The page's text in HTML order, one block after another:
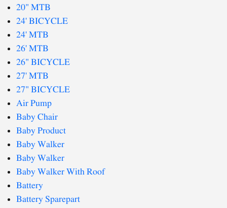
20" MTB
24' BICYCLE
24' MTB
26' MTB
26" BICYCLE
27' MTB
27" BICYCLE
Air Pump
Baby Chair
Baby Product
Baby Walker
Baby Walker
Baby Walker With Roof
Battery
Battery Sparepart